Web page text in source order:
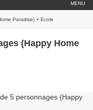
MENU
Paradise) + Ecole
(Happy Home